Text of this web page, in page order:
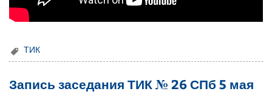
ТИК
Запись заседания ТИК № 26 СПб 5 мая